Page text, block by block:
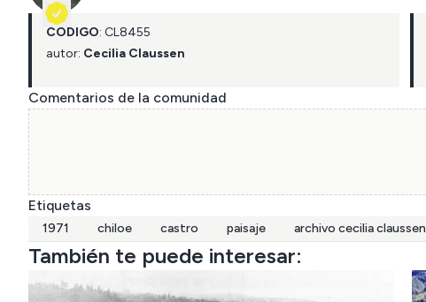
CÓDIGO: CL8455
autor: Cecilia Claussen
Comentarios de la comunidad
Etiquetas
1971 chiloe castro paisaje archivo cecilia claussen
También te puede interesar: